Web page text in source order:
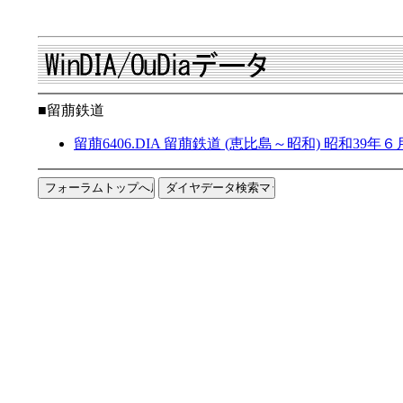
■留萠鉄道
留萠6406.DIA 留萠鉄道 (恵比島～昭和) 昭和39年６